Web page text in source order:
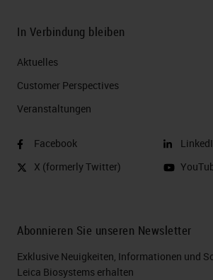
In Verbindung bleiben
Aktuelles
Customer Perspectives​
Veranstaltungen
Facebook
X (formerly Twitter)
Abonnieren Sie unseren Newsletter
Exklusive Neuigkeiten, Informationen und
Leica Biosystems erhalten